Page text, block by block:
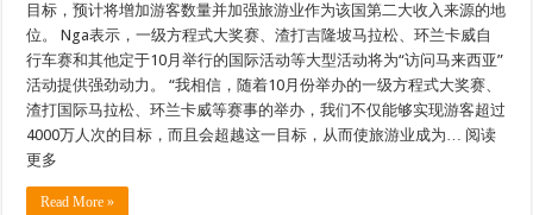
目标，预计将增加游客数量并加强旅游业作为该国第二大收入来源的地
位。 Nga表示，一级方程式大奖赛、渣打吉隆坡马拉松、环兰卡威自
行车赛和其他定于10月举行的国际活动等大型活动将为“访问马来西亚”
活动提供强劲动力。 “我相信，随着10月份举办的一级方程式大奖赛、
渣打国际马拉松、环兰卡威等赛事的举办，我们不仅能够实现游客超过
4000万人次的目标，而且会超越这一目标，从而使旅游业成为… 阅读
更多
Read More »